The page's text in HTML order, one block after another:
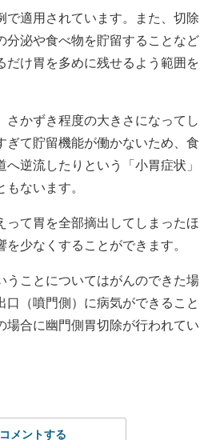
で適用されています。また、切除
分泌や食べ物を貯留することなど
だけ胃を多めに残せるよう範囲を
さかずき程度の大きさになってし
ぎて貯留機能が働かないため、食
逆流したりという「小胃症状」
ないます。
って胃を全部摘出してしまったほ
少なくすることができます。
うことについてはがんのできた場
口（噴門側）に病気ができること
場合に幽門側胃切除が行われてい
コメントする